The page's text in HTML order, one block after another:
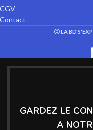
CGV
Contact
LA BD
GARDEZ LE
A